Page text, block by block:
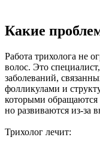
Какие
Работа трихолога не
волос. Это
заболеваний,
фолликулами и
которыми
но развиваются из-за
Трихолог лечит: